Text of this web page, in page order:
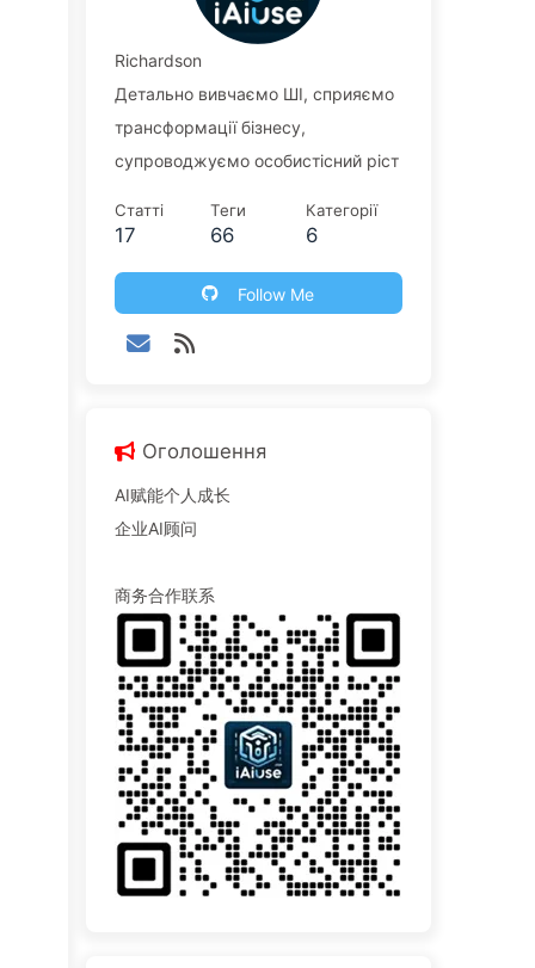
Richardson
Детально вивчаємо ШІ, сприяємо
трансформації бізнесу,
супроводжуємо особистісний ріст
Статті
17
Теги
66
Категорії
6
Follow Me
Оголошення
AI赋能个人成长
企业AI顾问
商务合作联系